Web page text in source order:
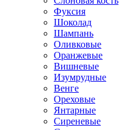
Фуксия
Шоколад
Шампань
Оливковые
Оранжевые
Вишневые
Изумрудные
Венге
Ореховые
Янтарные
Сиреневые